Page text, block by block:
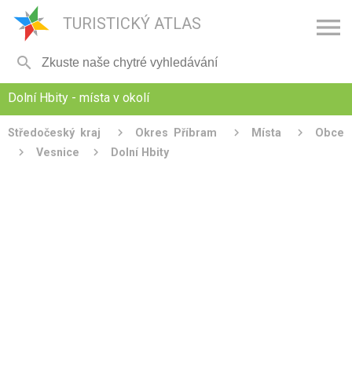
TURISTICKÝ ATLAS 

Dolní Hbity - místa v okolí
Středočeský kraj Okres Příbram Místa
Obce
Vesnice
Dolní Hbity